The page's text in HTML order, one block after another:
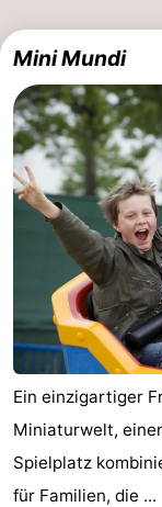
Mini Mundi
Ein einzigartiger
Miniaturwelt,
Spielplatz
für Familien, die ...